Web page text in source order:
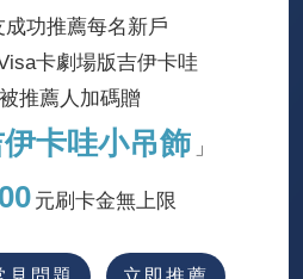
成功推薦每名新戶
卡劇場版吉伊卡哇
推薦人加碼贈
卡哇小吊飾 」
元刷卡金無上限